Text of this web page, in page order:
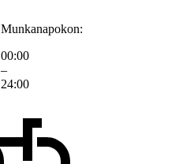
Munkanapokon:
00:00
–
24:00